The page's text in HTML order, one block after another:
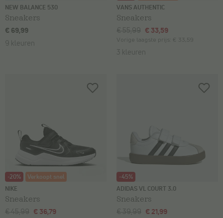
NEW BALANCE 530
Sneakers
€ 69,99
9 kleuren
VANS AUTHENTIC
Sneakers
€ 55,99 € 33,59
Vorige laagste prijs: € 33,59
3 kleuren
-20% Verkoopt snel
NIKE
Sneakers
€ 45,99 € 36,79
-45%
ADIDAS VL COURT 3.0
Sneakers
€ 39,99 € 21,99